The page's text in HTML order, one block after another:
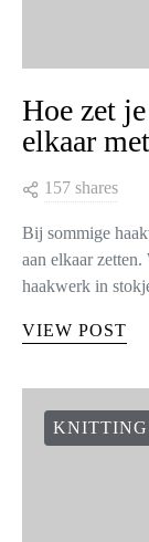
Hoe zet
elkaar
157 shares
Bij sommige
aan elkaar
haakwerk in
VIEW POST
KNITTING